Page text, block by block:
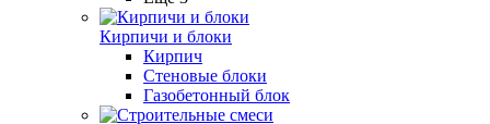
Кирпичи и блоки
Кирпич
Стеновые блоки
Газобетонный блок